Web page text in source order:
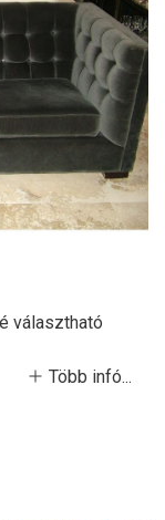
választható
Több infó...